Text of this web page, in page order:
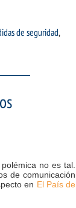
de seguridad,
no es tal.
de comunicación
en El País de